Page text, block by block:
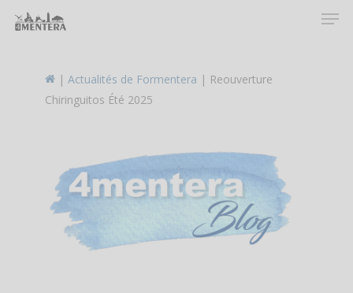
| Actualités de Formentera | Reouverture
Chiringuitos Été 2025